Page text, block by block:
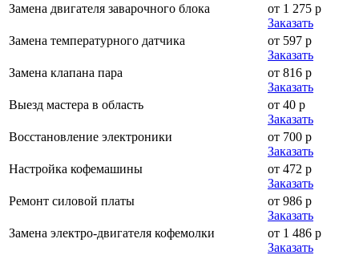
Замена двигателя заварочного блока
от 1 275 р
Заказать
Замена температурного датчика
от 597 р
Заказать
Замена клапана пара
от 816 р
Заказать
Выезд мастера в область
от 40 р
Заказать
Восстановление электроники
от 700 р
Заказать
Настройка кофемашины
от 472 р
Заказать
Ремонт силовой платы
от 986 р
Заказать
Замена электро-двигателя кофемолки
от 1 486 р
Заказать